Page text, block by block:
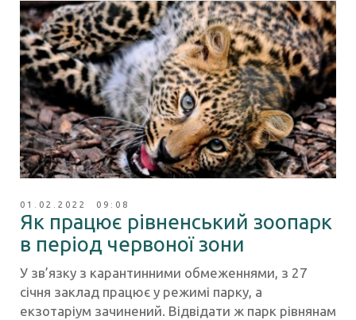
01.02.2022 09:08
Як працює рівненський зоопарк
в період червоної зони
У зв’язку з карантинними обмеженнями, з 27
січня заклад працює у режимі парку, а
екзотаріум зачинений. Відвідати ж парк рівнянам